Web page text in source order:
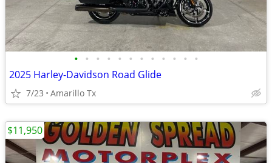
• • • • • • • • • • • •
2025 Harley-Davidson Road Glide
7/23 Amarillo Tx
$11,950